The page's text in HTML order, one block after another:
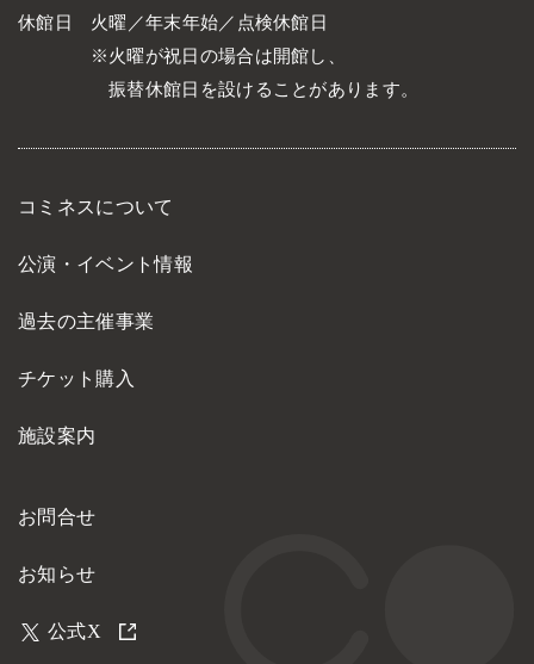
休館日
火曜／年末年始／点検休館日
火曜が祝日の場合は開館し、
振替休館日を設けることがあります。
コミネスについて
公演・イベント情報
過去の主催事業
チケット購入
施設案内
お問合せ
お知らせ
公式X